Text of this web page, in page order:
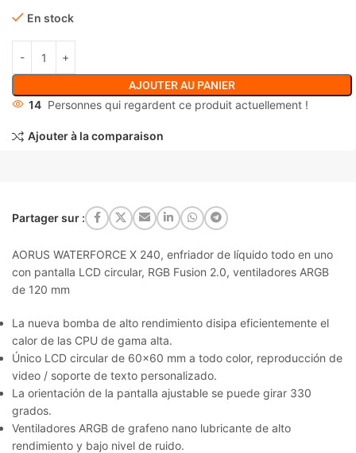
En stock
AJOUTER AU PANIER
14 Personnes qui regardent ce produit actuellement !
Ajouter à la comparaison
Partager sur :
AORUS WATERFORCE X 240, enfriador de líquido todo en uno
con pantalla LCD circular, RGB Fusion 2.0, ventiladores ARGB
de 120 mm
La nueva bomba de alto rendimiento disipa eficientemente el
calor de las CPU de gama alta.
Único LCD circular de 60×60 mm a todo color, reproducción de
video / soporte de texto personalizado.
La orientación de la pantalla ajustable se puede girar 330
grados.
Ventiladores ARGB de grafeno nano lubricante de alto
rendimiento y bajo nivel de ruido.